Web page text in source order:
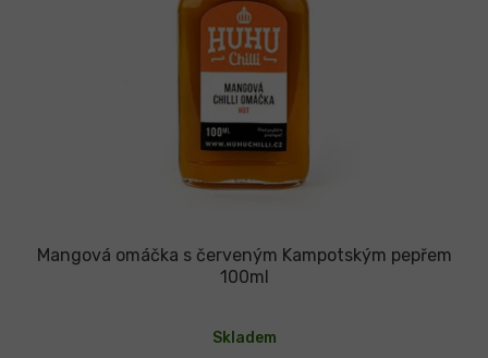
Mangová omáčka s červeným Kampotským pepřem
100ml
hodnocení
produktu
Skladem